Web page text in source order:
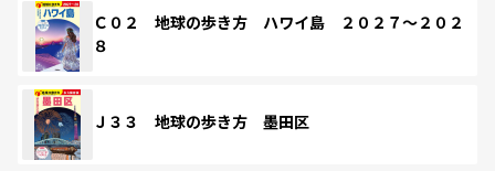
Ｃ０２ 地球の歩き方 ハワイ島 ２０２７～２０２
８
Ｊ３３ 地球の歩き方 墨田区